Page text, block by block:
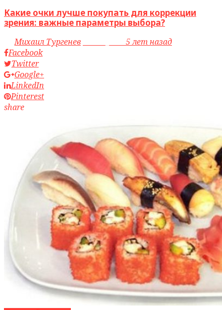
Какие очки лучше покупать для коррекции
зрения: важные параметры выбора?
byМихаил Тургенев
5 лет назад
Facebook
Twitter
Google+
LinkedIn
Pinterest
share